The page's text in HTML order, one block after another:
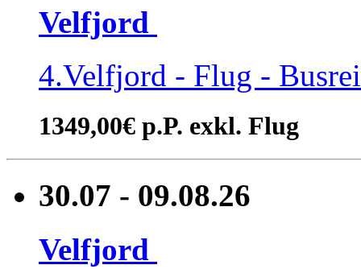
Velfjord
4.Velfjord - Flug -
1349,00€ p.P. exkl. Flug
30.07 - 09.08.26
Velfjord